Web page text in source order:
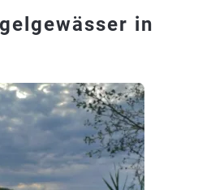
in